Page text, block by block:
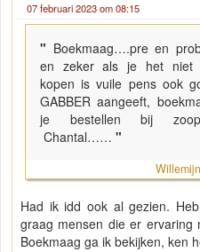
07 februari 2023 om 08:15
" Boekmaag….pre en
en zeker als je het niet
kopen is vuile pens ook
GABBER aangeeft,
je bestellen bij
Chantal…… "
Had ik idd ook al gezien.
graag mensen die er ervaring
Boekmaag ga ik bekijken, ken